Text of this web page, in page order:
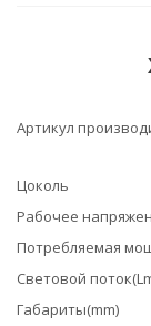
Артикул
Цоколь
Рабочее
Потребляемая
Световой
Габариты(mm)